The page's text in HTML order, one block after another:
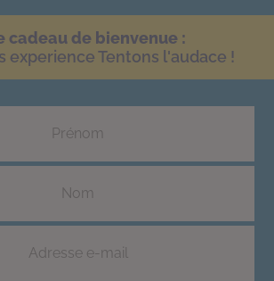
cadeau de bienvenue :
experience Tentons l'audace !